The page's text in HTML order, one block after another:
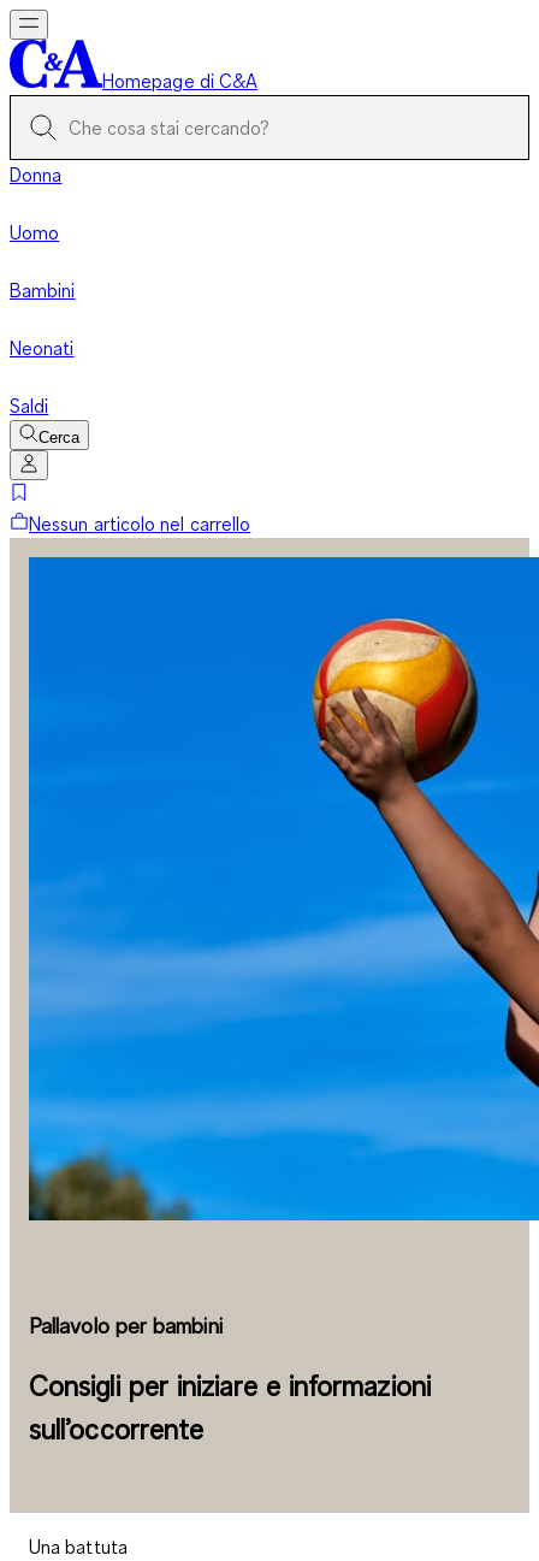
Homepage di C&A
Donna
Uomo
Bambini
Neonati
Saldi
Cerca
Nessun articolo nel carrello
Pallavolo per bambini
Consigli per iniziare e informazioni
sull’occorrente
Una battuta